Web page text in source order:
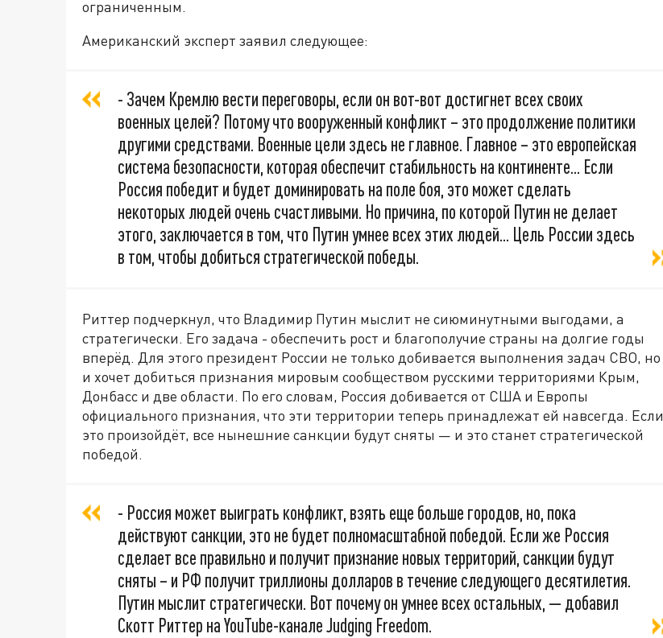
ограниченным.
Американский эксперт заявил следующее:
- Зачем Кремлю вести переговоры, если он вот-вот достигнет всех своих
военных целей? Потому что вооруженный конфликт – это продолжение политики
другими средствами. Военные цели здесь не главное. Главное – это европейская
система безопасности, которая обеспечит стабильность на континенте... Если
Россия победит и будет доминировать на поле боя, это может сделать
некоторых людей очень счастливыми. Но причина, по которой Путин не делает
этого, заключается в том, что Путин умнее всех этих людей... Цель России здесь
в том, чтобы добиться стратегической победы.
Риттер подчеркнул, что Владимир Путин мыслит не сиюминутными выгодами, а
стратегически. Его задача - обеспечить рост и благополучие страны на долгие годы
вперёд. Для этого президент России не только добивается выполнения задач СВО, но
и хочет добиться признания мировым сообществом русскими территориями Крым,
Донбасс и две области. По его словам, Россия добивается от США и Европы
официального признания, что эти территории теперь принадлежат ей навсегда. Если
это произойдёт, все нынешние санкции будут сняты — и это станет стратегической
победой.
- Россия может выиграть конфликт, взять еще больше городов, но, пока
действуют санкции, это не будет полномасштабной победой. Если же Россия
сделает все правильно и получит признание новых территорий, санкции будут
сняты – и РФ получит триллионы долларов в течение следующего десятилетия.
Путин мыслит стратегически. Вот почему он умнее всех остальных, — добавил
Скотт Риттер на YouTube-канале Judging Freedom.